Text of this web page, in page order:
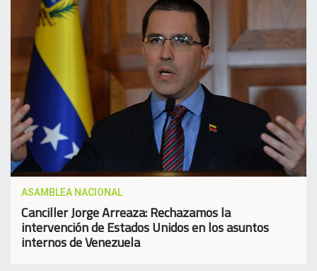
ASAMBLEA NACIONAL
Canciller Jorge Arreaza: Rechazamos la
intervención de Estados Unidos en los asuntos
internos de Venezuela